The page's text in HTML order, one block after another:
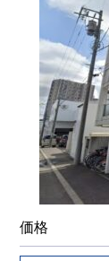
不動産売却査定
お問い合
価格